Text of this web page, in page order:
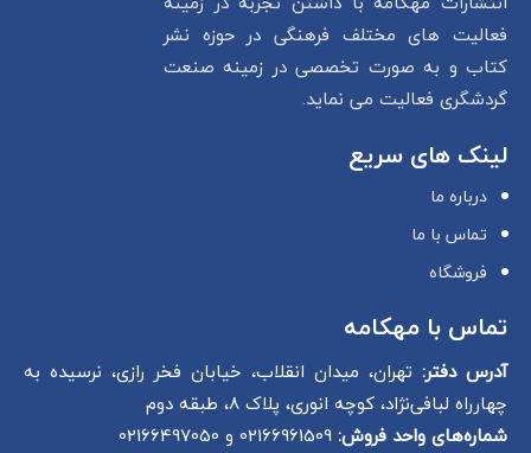
فعالیت های مختلف فرهنگی در حوزه نشر
کتاب و به صورت تخصصی در زمینه صنعت
گردشگری فعالیت می نماید.
لینک های سریع
درباره ما
تماس با ما
فروشگاه
تماس با مهکامه
آدرس دفتر: تهران، میدان انقلاب، خیابان فخر رازی، نرسیده به
چهارراه لبافی‌نژاد، کوچه انوری، پلاک 8، طبقه دوم
شماره‌های واحد فروش:02166961509 و 02166497050